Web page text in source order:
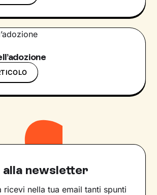
newsletter
ricevi nella tua email tanti spunti